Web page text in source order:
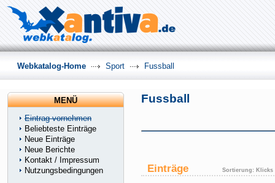
Fussball
Einträge Sortierung: Klicks
Webkatalog-Home Sport Fussball
MENÜ
Eintrag vornehmen
Beliebteste Einträge
Neue Einträge
Neue Berichte
Kontakt / Impressum
Nutzungsbedingungen